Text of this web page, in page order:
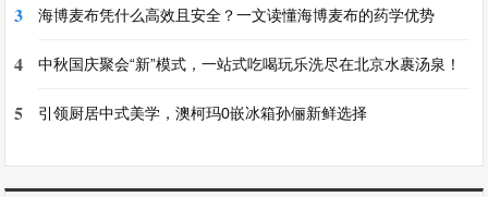
3 海博麦布凭什么高效且安全？一文读懂海博麦布的药学优势
4 中秋国庆聚会“新”模式，一站式吃喝玩乐洗尽在北京水裹汤泉！
5 引领厨居中式美学，澳柯玛0嵌冰箱孙俪新鲜选择